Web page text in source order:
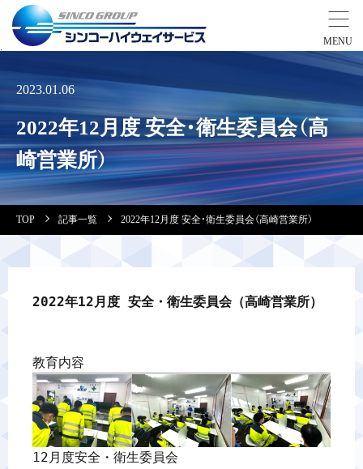
営業拠点
会社案内・実績紹介
警備業標識
反社会的勢力排除宣言
2023.01.06
2022年12月度 安全・衛生委員会（高
崎営業所）
TOP 記事一覧 2022年12月度 安全・衛生委員会（高崎営業所）
2022年12月度 安全・衛生委員会（高崎営業所）
教育内容
12月度安全・衛生委員会